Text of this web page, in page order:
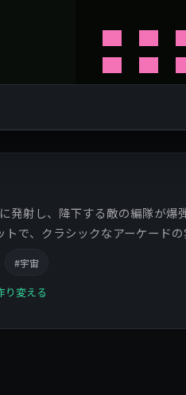
発射し、降下する敵の編隊が
で、クラシックなアーケードの
#宇宙
り変える